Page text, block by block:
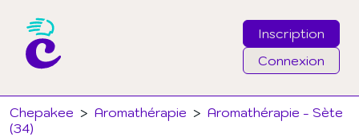
Inscription
Connexion
Chepakee > Aromathérapie > Aromathérapie - Sète
(34)
Email